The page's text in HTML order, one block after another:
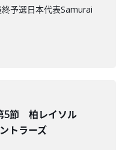
予選日本代表Samurai
5節 柏レイソル
トラーズ